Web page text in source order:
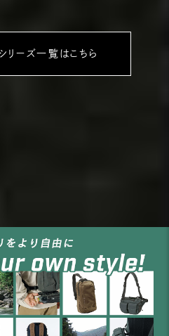
ーズ一覧はこちら